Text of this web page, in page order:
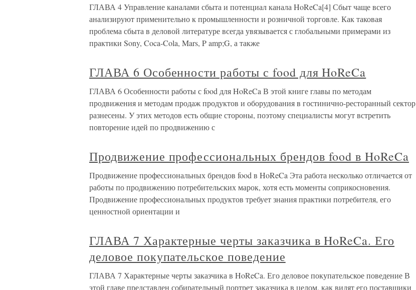
ГЛАВА 4 Управление каналами сбыта и потенциал канала HoReCa[4] Сбыт чаще всего
анализируют применительно к промышленности и розничной торговле. Как таковая
проблема сбыта в деловой литературе всегда увязывается с глобальными примерами из
практики Sony, Coca-Cola, Mars, P amp;G, а также
ГЛАВА 6 Особенности работы с food для HoReCa
ГЛАВА 6 Особенности работы с food для HoReCa В этой книге главы по методам
продвижения и методам продаж продуктов и оборудования в гостинично-ресторанный сектор
разнесены. У этих методов есть общие стороны, поэтому специалисты могут встретить
повторение идей по продвижению с
Продвижение профессиональных брендов food в HoReCa
Продвижение профессиональных брендов food в HoReCa Эта работа несколько отличается от
работы по продвижению потребительских марок, хотя есть моменты соприкосновения.
Продвижение профессиональных продуктов требует знания практики потребителя, его
ценностной ориентации и
ГЛАВА 7 Характерные черты заказчика в HoReCa. Его
деловое покупательское поведение
ГЛАВА 7 Характерные черты заказчика в HoReCa. Его деловое покупательское поведение В
этой главе представлен собирательный портрет заказчика в целом, как видят его поставщики